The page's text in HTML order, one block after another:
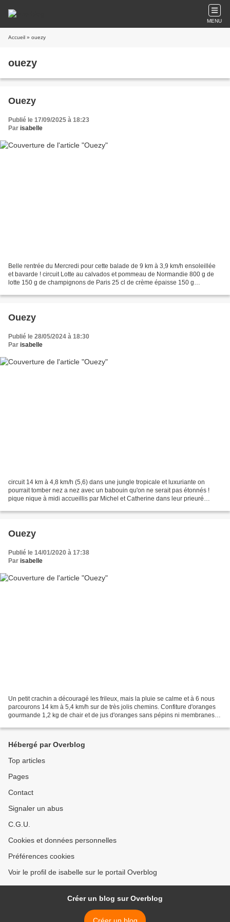
MENU
Accueil » ouezy
ouezy
Ouezy
Publié le 17/09/2025 à 18:23
Par isabelle
Belle rentrée du Mercredi pour cette balade de 9 km à 3,9 km/h ensoleillée
et bavarde ! circuit Lotte au calvados et pommeau de Normandie 800 g de
lotte 150 g de champignons de Paris 25 cl de crème épaisse 150 g
Ouezy
Publié le 28/05/2024 à 18:30
Par isabelle
circuit 14 km à 4,8 km/h (5,6) dans une jungle tropicale et luxuriante on
pourrait tomber nez a nez avec un babouin qu'on ne serait pas étonnés !
pique nique à midi accueillis par Michel et Catherine dans leur prieuré
Ouezy
Publié le 14/01/2020 à 17:38
Par isabelle
Un petit crachin a découragé les frileux, mais la pluie se calme et à 6 nous
parcourons 14 km à 5,4 km/h sur de très jolis chemins. Confiture d'oranges
gourmande 1,2 kg de chair et de jus d'oranges sans pépins ni membranes 1
Hébergé par Overblog
Top articles
Pages
Contact
Signaler un abus
C.G.U.
Cookies et données personnelles
Préférences cookies
Voir le profil de isabelle sur le portail Overblog
Créer un blog sur Overblog